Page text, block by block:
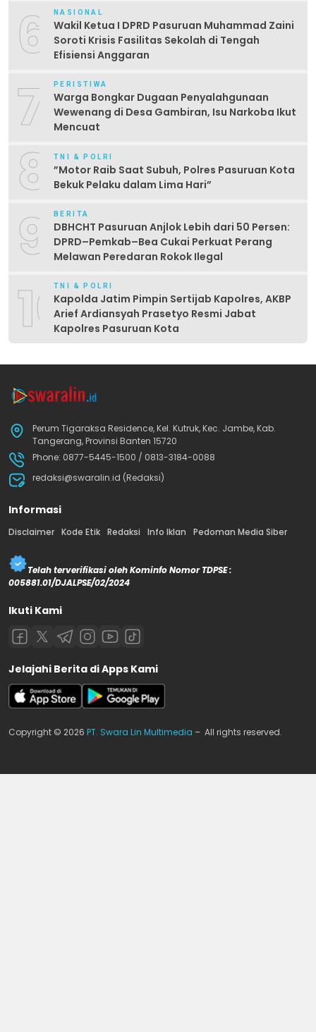
6 NASIONAL
Wakil Ketua I DPRD Pasuruan Muhammad Zaini
Soroti Krisis Fasilitas Sekolah di Tengah
Efisiensi Anggaran
7 PERISTIWA
Warga Bongkar Dugaan Penyalahgunaan
Wewenang di Desa Gambiran, Isu Narkoba Ikut
Mencuat
8 TNI & POLRI
‎”Motor Raib Saat Subuh, Polres Pasuruan Kota
Bekuk Pelaku dalam Lima Hari” ‎
9 BERITA
DBHCHT Pasuruan Anjlok Lebih dari 50 Persen:
DPRD–Pemkab–Bea Cukai Perkuat Perang
Melawan Peredaran Rokok Ilegal
10TNI & POLRI
Kapolda Jatim Pimpin Sertijab Kapolres, AKBP
Arief Ardiansyah Prasetyo Resmi Jabat
Kapolres Pasuruan Kota
Perum Tigaraksa Residence, Kel. Kutruk, Kec. Jambe, Kab.
Tangerang, Provinsi Banten 15720
Phone: 0877-5445-1500 / 0813-3184-0088
redaksi@swaralin.id (Redaksi)
Informasi
Disclaimer Kode Etik Redaksi Info Iklan Pedoman Media Siber
Telah terverifikasi oleh Kominfo Nomor TDPSE :
005881.01/DJALPSE/02/2024
Ikuti Kami
Jelajahi Berita di Apps Kami
Copyright © 2026 PT. Swara Lin Multimedia – All rights reserved.